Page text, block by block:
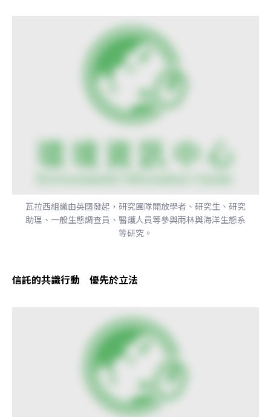
瓦拉西組織由英國發起，研究團隊開放學者、研究生、研究
助理、一般生態調查員、醫護人員等參與雨林與海洋生態系
等研究。
信託的共識行動　優先於立法